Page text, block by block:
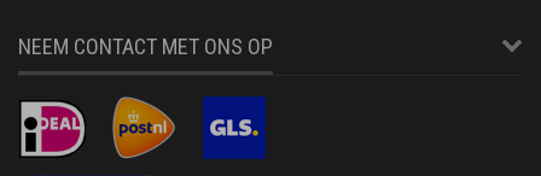
NEEM CONTACT MET ONS OP